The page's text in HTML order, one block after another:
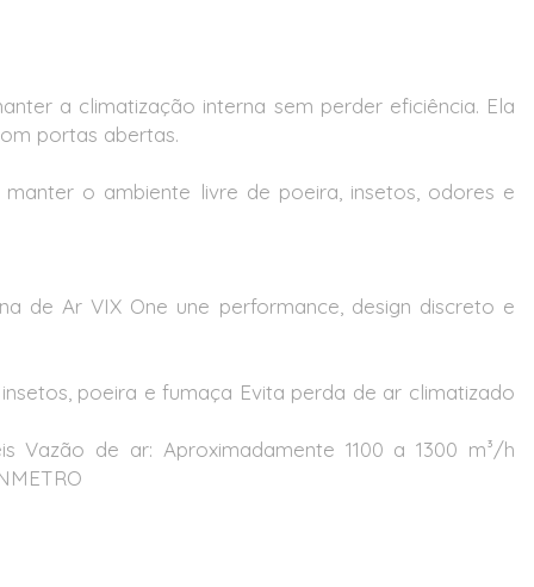
a climatização interna sem perder eficiência. Ela
portas abertas.
o ambiente livre de poeira, insetos, odores e
de Ar VIX One une performance, design discreto e
poeira e fumaça Evita perda de ar climatizado
Vazão de ar: Aproximadamente 1100 a 1300 m³/h